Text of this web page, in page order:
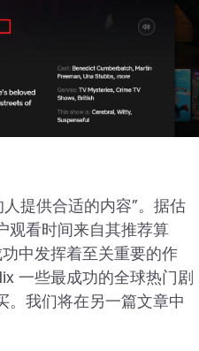
提供合适的内容”。据估
观看时间来自其推荐算
中发挥着至关重要的作
一些最成功的全球热门剧
。我们将在另一篇文章中